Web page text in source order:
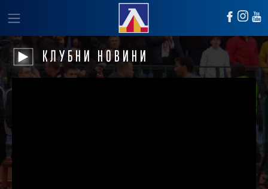
КЛУБНИ НОВИНИ